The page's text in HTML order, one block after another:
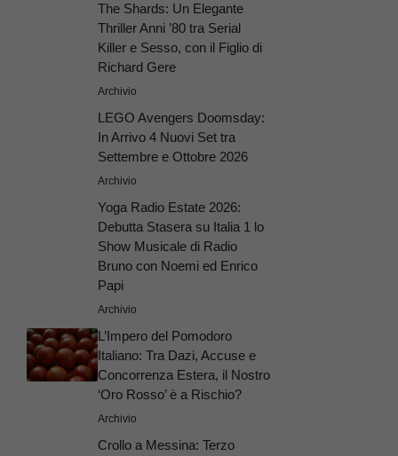
The Shards: Un Elegante
Thriller Anni ’80 tra Serial
Killer e Sesso, con il Figlio di
Richard Gere
Archivio
LEGO Avengers Doomsday:
In Arrivo 4 Nuovi Set tra
Settembre e Ottobre 2026
Archivio
Yoga Radio Estate 2026:
Debutta Stasera su Italia 1 lo
Show Musicale di Radio
Bruno con Noemi ed Enrico
Papi
Archivio
L’Impero del Pomodoro
Italiano: Tra Dazi, Accuse e
Concorrenza Estera, il Nostro
‘Oro Rosso’ è a Rischio?
Archivio
Crollo a Messina: Terzo